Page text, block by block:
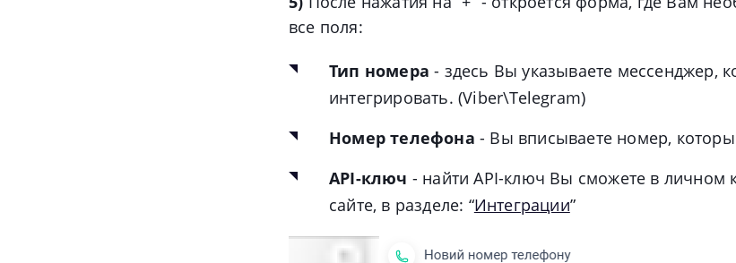
все поля:
Тип номера - здесь Вы указываете мессенджер,
интегрировать. (Viber\Telegram)
Номер телефона - Вы вписываете номер,
API-ключ - найти API-ключ Вы сможете в личном
сайте, в разделе: “Интеграции”